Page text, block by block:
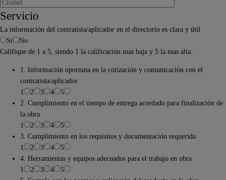
Servicio
La información del contratista/aplicador en el directorio es clara y útil
Si
No
Califique de 1 a 5, siendo 1 la calificación mas baja y 5 la mas alta:
1. Información oportuna en la cotización y comunicación con el
contratista/aplicador
1
2 3 4
5
2. Cumplimiento en el tiempo de entrega acordado para finalización de
la obra
1
2 3 4
5
3. Cumplimiento en los requisitos y documentación requerida
1
2 3 4
5
4. Herramientas y equipos adecuados para el trabajo en obra
1
2 3 4
5